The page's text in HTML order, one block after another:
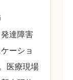
達障害
ーショ
医療現場